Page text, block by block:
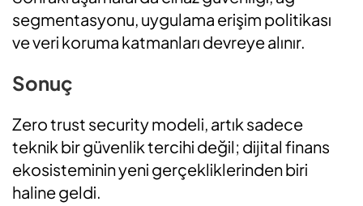
segmentasyonu, uygulama erişim politikası
ve veri koruma katmanları devreye alınır.
Sonuç
Zero trust security modeli, artık sadece
teknik bir güvenlik tercihi değil; dijital finans
ekosisteminin yeni gerçekliklerinden biri
haline geldi.